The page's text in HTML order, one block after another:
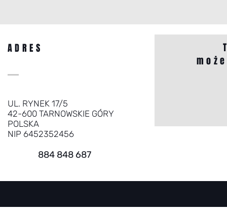
ADRES
UL. RYNEK 17/5
42-600 TARNOWSKIE GÓRY
POLSKA
NIP 6452352456
884 848 687